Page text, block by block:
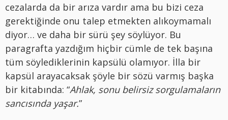
cezalarda da bir arıza vardır ama bu bizi ceza
gerektiğinde onu talep etmekten alıkoymamalı
diyor… ve daha bir sürü şey söylüyor. Bu
paragrafta yazdığım hiçbir cümle de tek başına
tüm söylediklerinin kapsülü olamıyor. İlla bir
kapsül arayacaksak şöyle bir sözü varmış başka
bir kitabında: “Ahlak, sonu belirsiz sorgulamaların
sancısında yaşar.”